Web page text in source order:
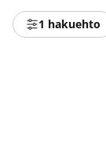
1 hakuehto